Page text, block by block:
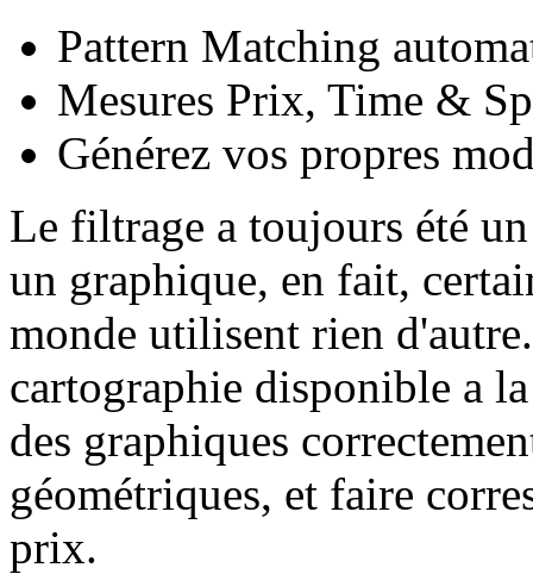
Pattern Matching
Mesures Prix, Time &
Générez vos propres
Le filtrage a toujours été
un graphique, en fait,
monde utilisent rien
cartographie disponible a
des graphiques
géométriques, et faire
prix.